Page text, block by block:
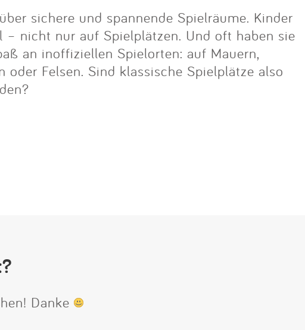
sichere und spannende Spielräume. Kinder
– nicht nur auf Spielplätzen. Und oft haben sie
an inoffiziellen Spielorten: auf Mauern,
oder Felsen. Sind klassische Spielplätze also
Danke